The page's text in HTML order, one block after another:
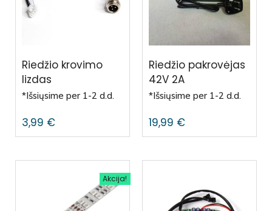
Riedžio krovimo
lizdas
*Išsiųsime per 1-2 d.d.
3,99 €
Riedžio pakrovėjas
42V 2A
*Išsiųsime per 1-2 d.d.
19,99 €
Akcija!